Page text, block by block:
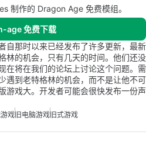
制作的 Dragon Age 免费模组。
age 免费下载
自那时以来已经发布了许多更新，最新
林的机会，只有几天的时间。他们还没
在将在我们的论坛上讨论这个问题。需
遇到老特格林的机会，而不是让他不可
游戏大。开发者可能会很快发布一份声
戏旧电脑游戏旧式游戏